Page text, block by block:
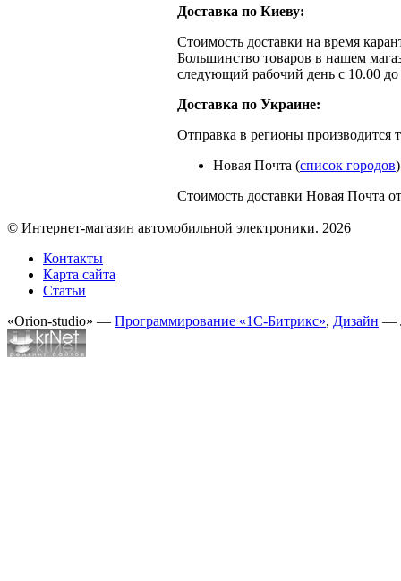
Доставка по Киеву:
Стоимость доставки на время
Большинство товаров в нашем
следующий рабочий день с 10.00 до
Доставка по Украине:
Отправка в регионы производится
Новая Почта (список городов)
Стоимость доставки Новая Почта
© Интернет-магазин автомобильной электроники. 2026
Контакты
Карта сайта
Статьи
«Orion-studio» — Программирование «1С-Битрикс», Дизайн —